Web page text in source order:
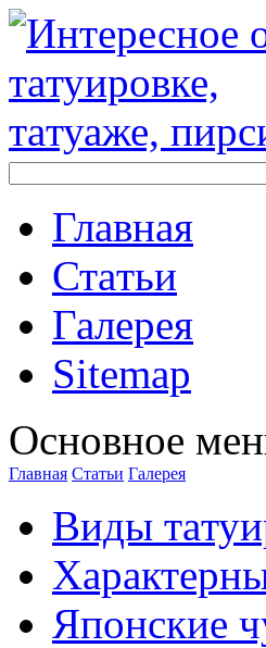
Главная
Стaтьи
Галерея
Sitemap
Оснoвнoе
Главная Стaтьи Галерея
Виды
Японские